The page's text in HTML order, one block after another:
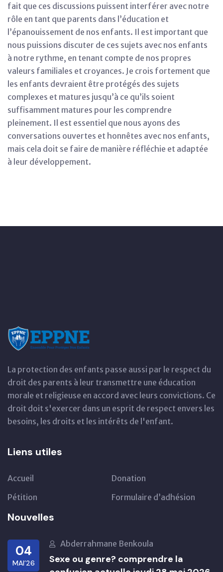
fait que ces discussions puissent interférer avec notre
rôle en tant que parents dans l’éducation et
l’épanouissement de nos enfants. Il est important que
nous puissions discuter de ces sujets avec nos enfants
à notre rythme, en tenant compte de nos propres
valeurs familiales et croyances. Je crois fortement que
les enfants devraient être protégés des sujets
complexes et matures jusqu’à ce qu’ils soient
suffisamment matures pour les comprendre
pleinement. Il est essentiel que nous ayons des
conversations ouvertes et honnêtes avec nos enfants,
mais cela doit se faire de manière réfléchie et adaptée
à leur développement.
La protection des enfants passe aussi par le respect du
droit des parents à leur transmettre une éducation
morale et religieuse en accord avec leurs convictions. Ce
droit doit s'exercer dans un esprit de respect envers les
besoins, les droits et les intérêts de l'enfant.
Liens utiles
Accueil
Donation
Pétition
Formulaire d’adhésion
Nouvelles
04
MAI’26
Abderrahmane Benkoula
Sexe ou genre? comprendre la